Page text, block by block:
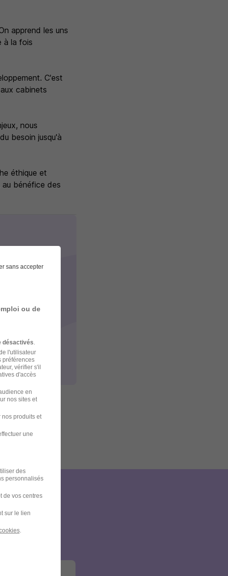
apprend les uns
à la fois
C'est
cabinets
nous
besoin jusqu'à
éthique et
bénéfice des
et
sans accepter
ou de
désactivés
l'utilisateur
préférences
vérifier s'il
d'accès
en
nos sites et
nos produits et
une
des
personnalisés
de vos centres
sur le lien
.